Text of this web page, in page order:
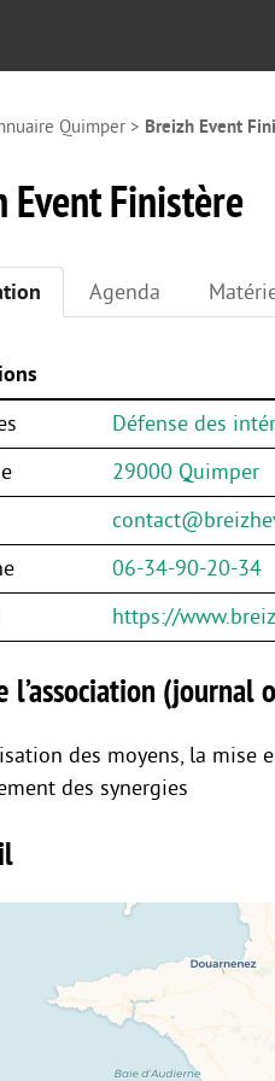
Quimper > Breizh Event
Event Finistère
Agenda
Défense des
29000 Quimper
06-34-90-20-34
https://
l’association (journal
des moyens, la mise
des synergies